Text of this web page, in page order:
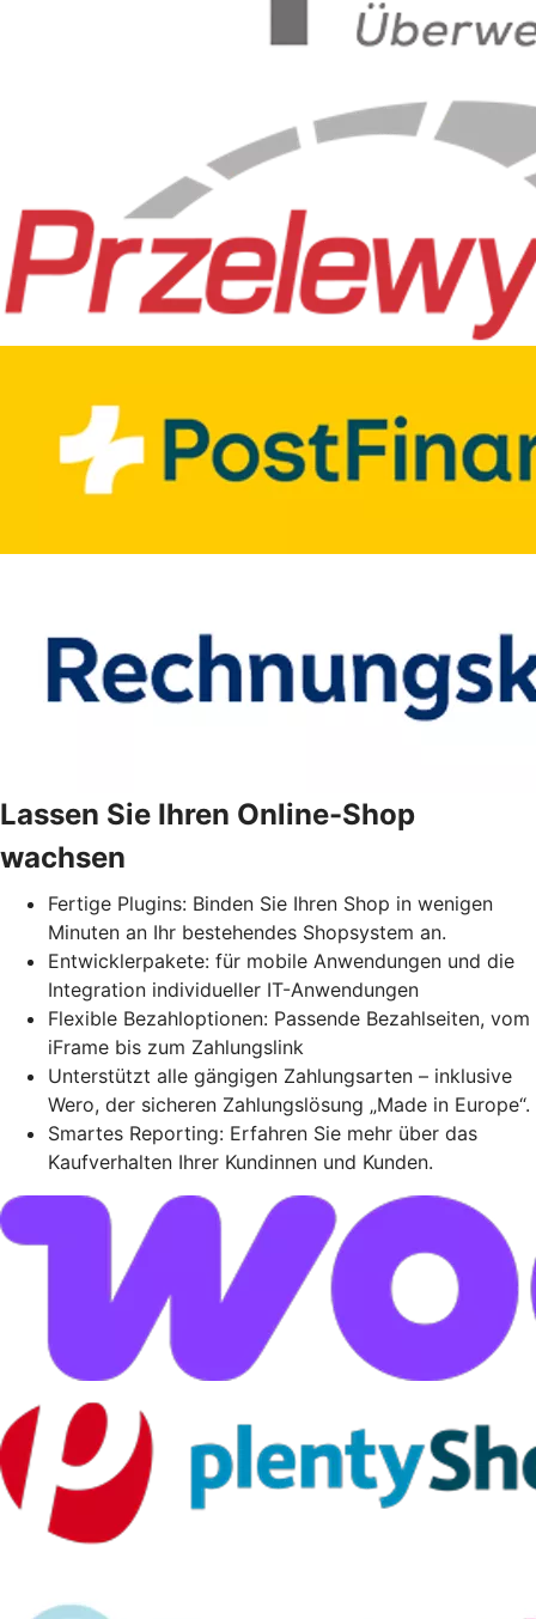
Lassen Sie Ihren Online-Shop
wachsen
Fertige Plugins: Binden Sie Ihren Shop in wenigen
Minuten an Ihr bestehendes Shopsystem an.
Entwicklerpakete: für mobile Anwendungen und die
Integration individueller IT-Anwendungen
Flexible Bezahloptionen: Passende Bezahlseiten, vom
iFrame bis zum Zahlungslink
Unterstützt alle gängigen Zahlungsarten – inklusive
Wero, der sicheren Zahlungslösung „Made in Europe“.
Smartes Reporting: Erfahren Sie mehr über das
Kaufverhalten Ihrer Kundinnen und Kunden.